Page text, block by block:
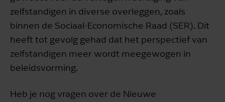
zelfstandigen in diverse overleggen, zoals
binnen de Sociaal-Economische Raad (SER). Dit
heeft tot gevolg gehad dat het perspectief van
zelfstandigen meer wordt meegewogen in
beleidsvorming.
Heb je nog vragen over de Nieuwe